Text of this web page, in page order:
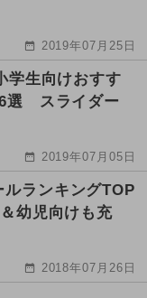
2019年07月25日
学生向けおすす
選 スライダー
2019年07月05日
ルランキングTOP
幼児向けも充
2018年07月26日